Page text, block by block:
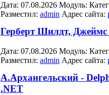
Дата: 07.08.2026 Модуль:
Разместил: admin Адрес сайта:
Герберт Шилдт, Джеймс
Дата: 07.08.2026 Модуль:
Разместил: admin Адрес сайта:
А.Архангельский -
.NET